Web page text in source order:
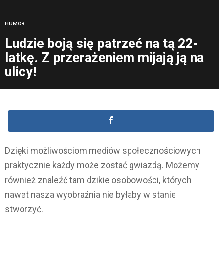
HUMOR
Ludzie boją się patrzeć na tą 22-
latkę. Z przerażeniem mijają ją na
ulicy!
Dzięki możliwościom mediów społecznościowych
praktycznie każdy może zostać gwiazdą. Możemy
również znaleźć tam dzikie osobowości, których
nawet nasza wyobraźnia nie byłaby w stanie
stworzyć.